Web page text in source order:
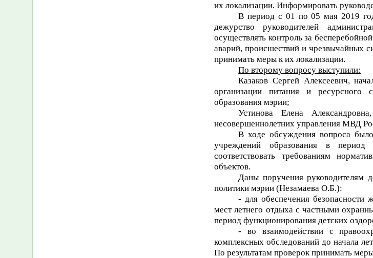
их локализации. Информировать
В период с 01 по 05 мая 2019
дежурство руководителей
осуществлять контроль за
аварий, происшествий и чрезвычайных
принимать меры к их локализации.
По второму вопросу выступили:
Казаков Сергей Алексеевич,
организации питания и ресурсного
образования мэрии;
Устинова Елена
несовершеннолетних управления МВД
В ходе обсуждения вопроса
учреждений образования в период
соответствовать требованиям
объектов.
Даны поручения руководителям
политики мэрии (Незамаева О.Б.):
- для обеспечения безопасности
мест летнего отдыха с частными
период функционирования детских
- во взаимодействии с
комплексных обследований до начала
По результатам проверок принимать